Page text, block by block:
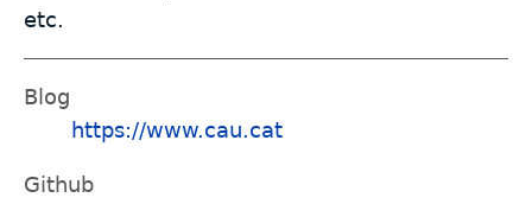
etc.
Blog
https://www.cau.cat
Github